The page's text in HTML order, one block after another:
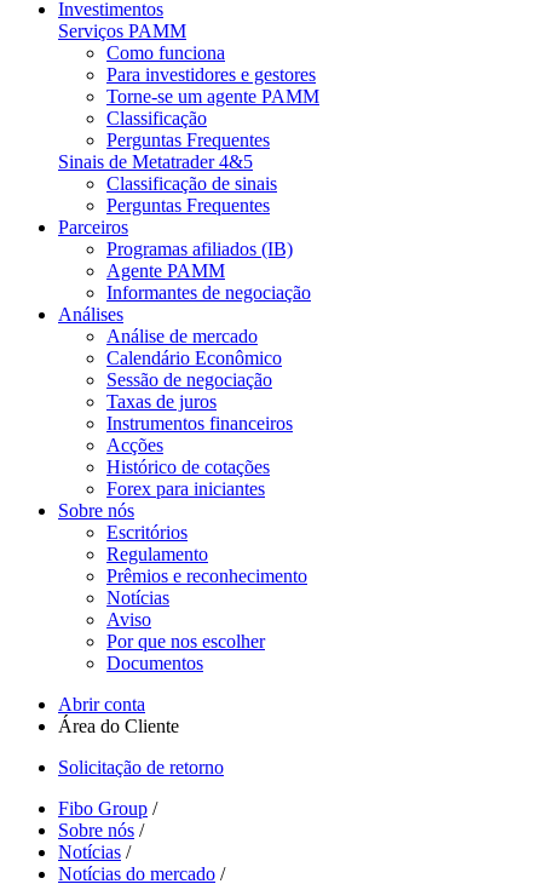
Investimentos
Serviços PAMM
Como funciona
Para investidores e gestores
Torne-se um agente PAMM
Classificação
Perguntas Frequentes
Sinais de Metatrader 4&5
Classificação de sinais
Perguntas Frequentes
Parceiros
Programas afiliados (IB)
Agente PAMM
Informantes de negociação
Análises
Análise de mercado
Calendário Econômico
Sessão de negociação
Taxas de juros
Instrumentos financeiros
Acções
Histórico de cotações
Forex para iniciantes
Sobre nós
Escritórios
Regulamento
Prêmios e reconhecimento
Notícias
Aviso
Por que nos escolher
Documentos
Abrir conta
Área do Cliente
Solicitação de retorno
Fibo Group /
Sobre nós /
Notícias /
Notícias do mercado /